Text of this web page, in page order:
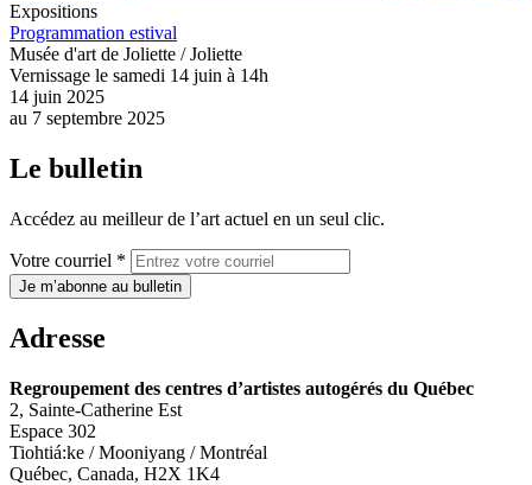
Expositions
Programmation estival
Musée d'art de Joliette / Joliette
Vernissage le samedi 14 juin à 14h
14 juin 2025
au 7 septembre 2025
Le bulletin
Accédez au meilleur de l’art actuel en un seul clic.
Votre courriel *
Je m’abonne au bulletin
Adresse
Regroupement des centres d’artistes autogérés du Québec
2, Sainte-Catherine Est
Espace 302
Tiohtiá:ke / Mooniyang / Montréal
Québec, Canada, H2X 1K4